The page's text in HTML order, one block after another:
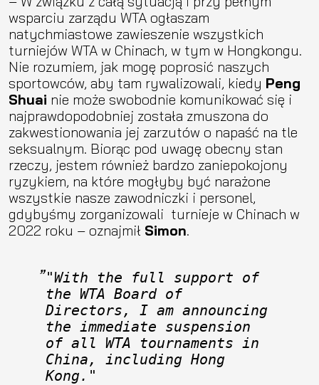
wsparciu zarządu WTA ogłaszam
natychmiastowe zawieszenie wszystkich
turniejów WTA w Chinach, w tym w Hongkongu.
Nie rozumiem, jak mogę poprosić naszych
sportowców, aby tam rywalizowali, kiedy Peng
Shuai nie może swobodnie komunikować się i
najprawdopodobniej została zmuszona do
zakwestionowania jej zarzutów o napaść na tle
seksualnym. Biorąc pod uwagę obecny stan
rzeczy, jestem również bardzo zaniepokojony
ryzykiem, na które mogłyby być narażone
wszystkie nasze zawodniczki i personel,
gdybyśmy zorganizowali turnieje w Chinach w
2022 roku – oznajmił Simon.
"With the full support of
the WTA Board of
Directors, I am announcing
the immediate suspension
of all WTA tournaments in
China, including Hong
Kong."